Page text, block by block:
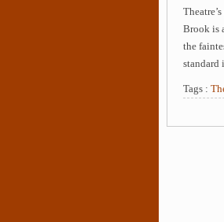
Brook is
the
standard
Tags :